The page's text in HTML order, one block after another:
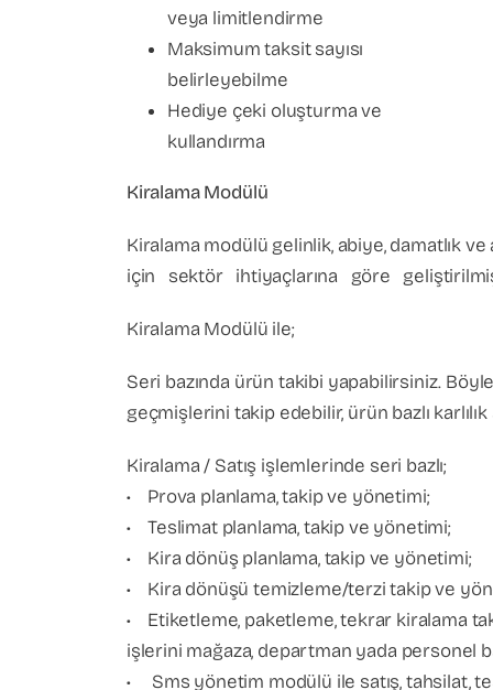
veya limitlendirme
Maksimum taksit sayısı
belirleyebilme
Hediye çeki oluşturma ve
kullandırma
Kiralama Modülü
Kiralama modülü gelinlik, abiye, damatlık
için sektör ihtiyaçlarına göre geliştirilmiş
Kiralama Modülü ile;
Seri bazında ürün takibi yapabilirsiniz.
geçmişlerini takip edebilir, ürün bazlı
Kiralama / Satış işlemlerinde seri bazlı;
• Prova planlama, takip ve yönetimi;
• Teslimat planlama, takip ve yönetimi;
• Kira dönüş planlama, takip ve yönetimi;
• Kira dönüşü temizleme/terzi takip ve
• Etiketleme, paketleme, tekrar kiralama
işlerini mağaza, departman yada personel
• Sms yönetim modülü ile satış, tahsilat,